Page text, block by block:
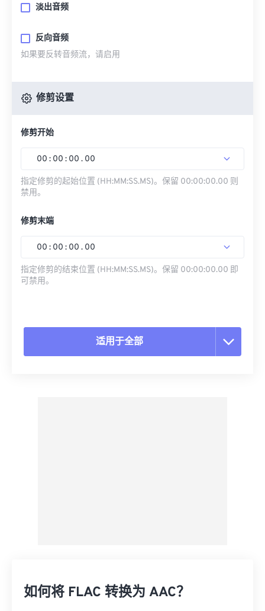
淡出音频
反向音频
如果要反转音频流，请启用
修剪设置
修剪开始
00 : 00 : 00 . 00
指定修剪的起始位置 (HH:MM:SS.MS)。保留 00:00:00.00 则
禁用。
修剪末端
00 : 00 : 00 . 00
指定修剪的结束位置 (HH:MM:SS.MS)。保留 00:00:00.00 即
可禁用。
适用于全部
如何将 FLAC 转换为 AAC？